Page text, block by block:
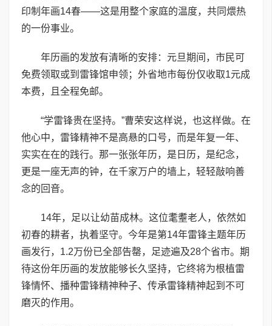
印制年画14春——这是用整个家庭的温度，共同煨热
的一份事业。
年历画的发放有清晰的安排：元旦期间，市民可
免费领取或到雷锋馆申领；外省地市每份仅收取1元成
本费，且全程免邮。
“学雷锋贵在坚持。”曹荣安这样说，也这样做。在
他心中，雷锋精神不是高悬的口号，而是年复一年、
实实在在的践行。那一张张年历，是日历，是纪念，
更是一座无声的钟，在千家万户的墙上，轻轻敲响善
念的回音。
14年，足以让幼苗成林。这位耄耋老人，依然如
初春的耕者，执着坚守。今年是第14年雷锋主题年历
画发行，1.2万份已全部告罄，足迹遍及28个省市。期
待这份年历画的发放能够长久坚持，它终将为根植雷
锋情怀、播种雷锋精神种子、传承雷锋精神起到不可
磨灭的作用。